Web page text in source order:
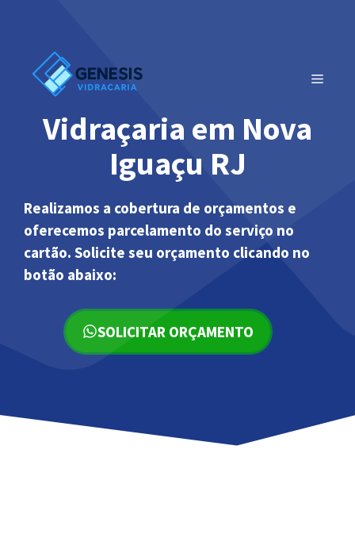
conteúdo
MENU
Vidraçaria em Nova
Iguaçu RJ
Realizamos a cobertura de orçamentos e
oferecemos parcelamento do serviço no
cartão. Solicite seu orçamento clicando no
botão abaixo:
SOLICITAR ORÇAMENTO